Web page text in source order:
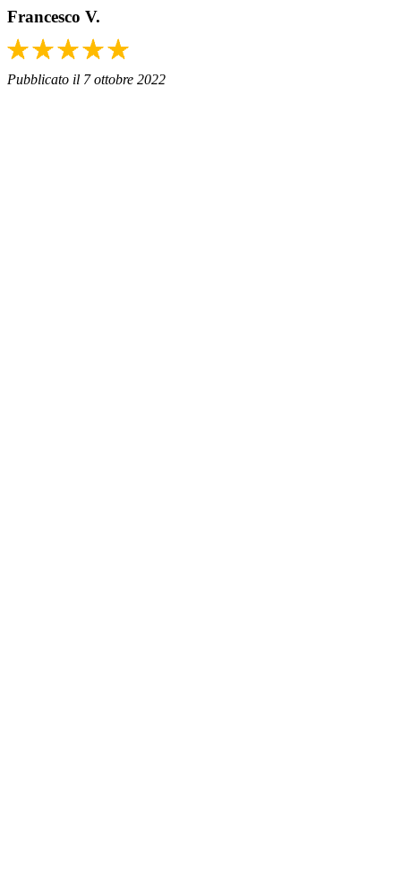
Francesco V.
Pubblicato il 7 ottobre 2022